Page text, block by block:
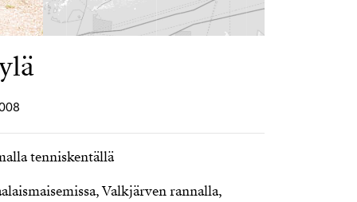
tenniskentällä
Valkjärven rannalla,